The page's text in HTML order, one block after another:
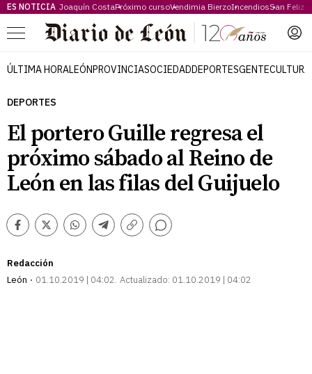
ES NOTICIA Joaquín CostaPróximo cursoVendimia BierzoIncendiosSan Feliz
Menú
ÚLTIMA HORALEÓNPROVINCIASOCIEDADDEPORTESGENTECULTURA
DEPORTES
El portero Guille regresa el
próximo sábado al Reino de
León en las filas del Guijuelo
Facebook
TwitterWhatsappTelegram
Copiar
Comentarios
Redacción
León
01.10.2019 | 04:02 Actualizado: 01.10.2019 | 04:02